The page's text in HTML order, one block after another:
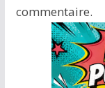
commentaire.